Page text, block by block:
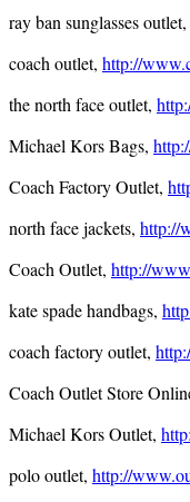
ray ban sunglasses outlet,
coach outlet, http://
the north face outlet,
Michael Kors Bags,
Coach Factory Outlet,
north face jackets, http://
Coach Outlet, http://
kate spade handbags,
coach factory outlet,
Coach Outlet Store
Michael Kors Outlet,
polo outlet, http://